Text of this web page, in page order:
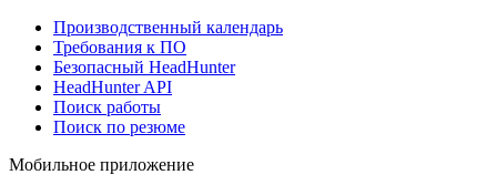
Производственный календарь
Требования к ПО
Безопасный HeadHunter
HeadHunter API
Поиск работы
Поиск по резюме
Мобильное приложение